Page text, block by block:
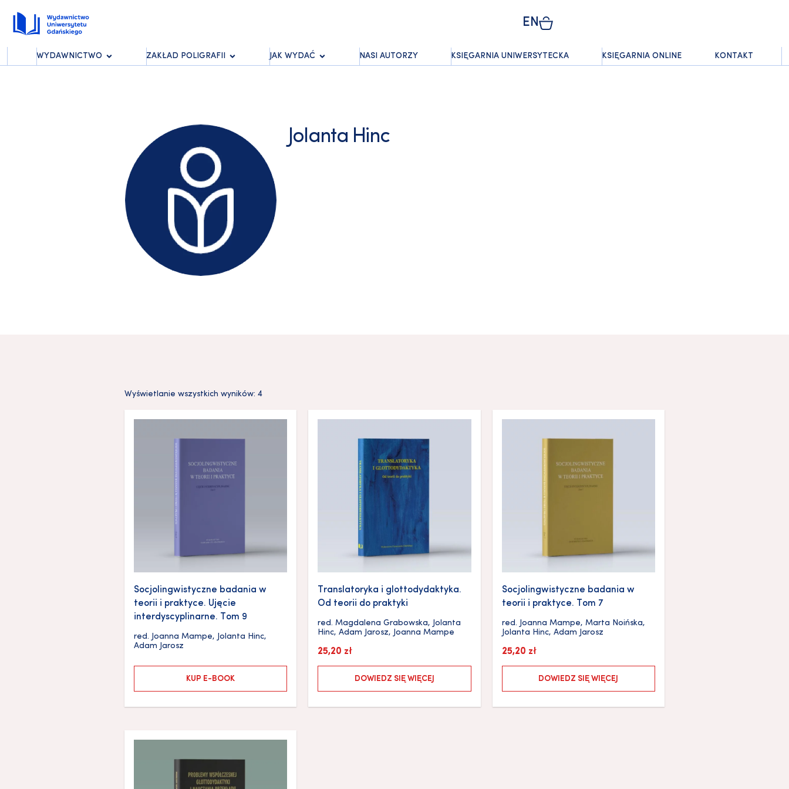
EN
WYDAWNICTWO ZAKŁAD POLIGRAFII JAK WYDAĆ NASI AUTORZY KSIĘGARNIA UNIWERSYTECKA KSIĘGARNIA ONLINE KONTAKT
Jolanta Hinc
Wyświetlanie wszystkich wyników: 4
Socjolingwistyczne badania w
teorii i praktyce. Ujęcie
interdyscyplinarne. Tom 9
red. Joanna Mampe, Jolanta Hinc,
Adam Jarosz
KUP E-BOOK
Translatoryka i glottodydaktyka.
Od teorii do praktyki
red. Magdalena Grabowska, Jolanta
Hinc,Adam Jarosz, Joanna Mampe
25,20 zł
DOWIEDZ SIĘ WIĘCEJ
Socjolingwistyczne badania w
teorii i praktyce. Tom 7
red. Joanna Mampe, Marta Noińska,
Jolanta Hinc, Adam Jarosz
25,20 zł
DOWIEDZ SIĘ WIĘCEJ